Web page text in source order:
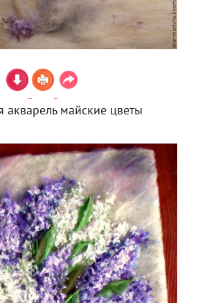
акварель майские цветы